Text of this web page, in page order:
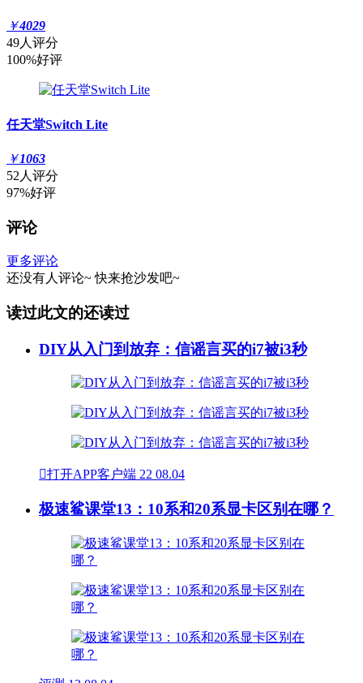
￥4029
49人评分
100%好评
任天堂Switch Lite
￥1063
52人评分
97%好评
评论
更多评论
还没有人评论~ 快来抢沙发吧~
读过此文的还读过
DIY从入门到放弃：信谣言买的i7被i3秒
打开APP客户端 22 08.04
极速鲨课堂13：10系和20系显卡区别在哪？